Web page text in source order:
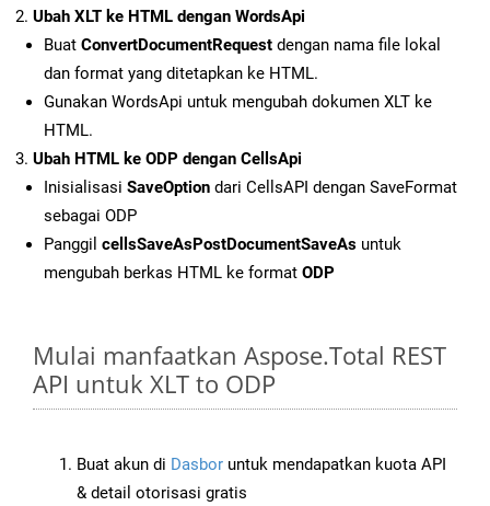
Ubah XLT ke HTML dengan WordsApi
Buat ConvertDocumentRequest dengan nama file lokal
dan format yang ditetapkan ke HTML.
Gunakan WordsApi untuk mengubah dokumen XLT ke
HTML.
Ubah HTML ke ODP dengan CellsApi
Inisialisasi SaveOption dari CellsAPI dengan SaveFormat
sebagai ODP
Panggil cellsSaveAsPostDocumentSaveAs untuk
mengubah berkas HTML ke format ODP
Mulai manfaatkan Aspose.Total REST
API untuk XLT to ODP
Buat akun di Dasbor untuk mendapatkan kuota API
& detail otorisasi gratis